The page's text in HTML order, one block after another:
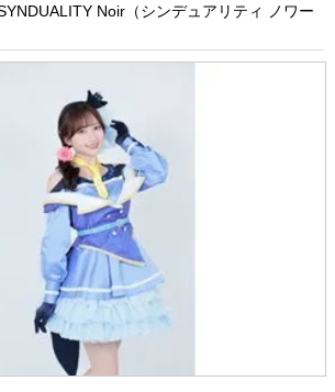
Noir（シンデュアリティ ノワー